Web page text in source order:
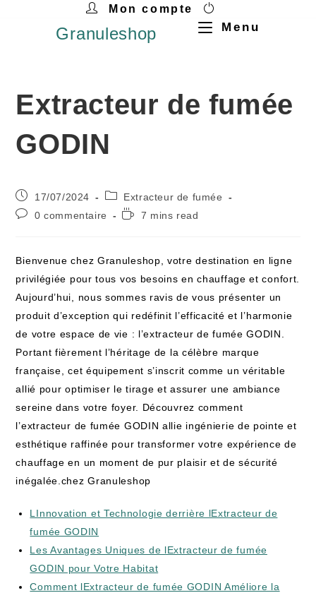
Mon compte
Granuleshop Menu
Extracteur de fumée
GODIN
17/07/2024
Extracteur de fumée
0 commentaire
7 mins read
Bienvenue chez Granuleshop, votre destination en ligne
privilégiée pour tous vos besoins en chauffage et confort.
Aujourd’hui, nous sommes ravis de vous présenter un
produit d’exception qui redéfinit l’efficacité et l’harmonie
de votre espace de vie : l’extracteur de fumée GODIN.
Portant fièrement l’héritage de la célèbre marque
française, cet équipement s’inscrit comme un véritable
allié pour optimiser le tirage et assurer une ambiance
sereine dans votre foyer. Découvrez comment
l’extracteur de fumée GODIN allie ingénierie de pointe et
esthétique raffinée pour transformer votre expérience de
chauffage en un moment de pur plaisir et de sécurité
inégalée.chez Granuleshop
LInnovation et Technologie derrière lExtracteur de
fumée GODIN
Les Avantages Uniques de lExtracteur de fumée
GODIN pour Votre Habitat
Comment lExtracteur de fumée GODIN Améliore la